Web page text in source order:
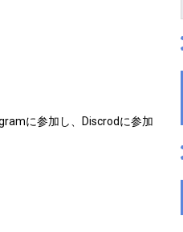
に参加し、Discrodに参加